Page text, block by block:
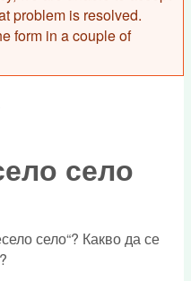
problem is resolved.
form in a couple of
село
село“? Какво да се